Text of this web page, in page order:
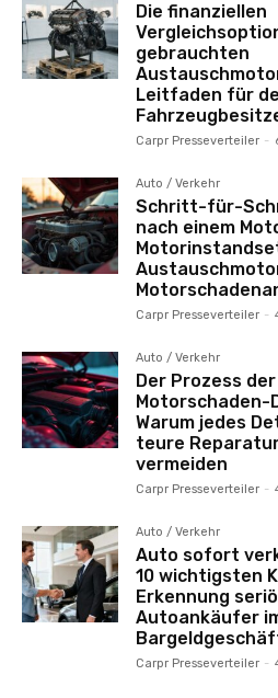
Die finanziellen
gebrauchten
Leitfaden für
Carpr Presseverteiler -
Auto / Verkehr
Schritt-für-
nach einem
Carpr Presseverteiler -
Auto / Verkehr
Der Prozess der
Motorschaden-
Warum jedes
teure
vermeiden
Carpr Presseverteiler -
Auto / Verkehr
Auto sofort
10 wichtigsten
Erkennung
Autoankäufer
Carpr Presseverteiler -